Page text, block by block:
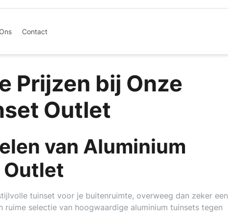
Contact
Prijzen bij Onze
Outlet
van Aluminium
Outlet
tuinset voor je buitenruimte, overweeg dan zeker een
selectie van hoogwaardige aluminium tuinsets tegen